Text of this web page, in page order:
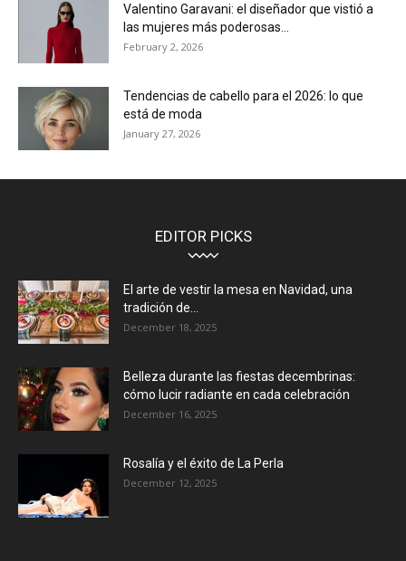
Valentino Garavani: el diseñador que vistió a
las mujeres más poderosas...
February 2, 2026
Tendencias de cabello para el 2026: lo que
está de moda
January 27, 2026
EDITOR PICKS
El arte de vestir la mesa en Navidad, una
tradición de...
December 18, 2025
Belleza durante las fiestas decembrinas:
cómo lucir radiante en cada celebración
December 16, 2025
Rosalía y el éxito de La Perla
December 12, 2025